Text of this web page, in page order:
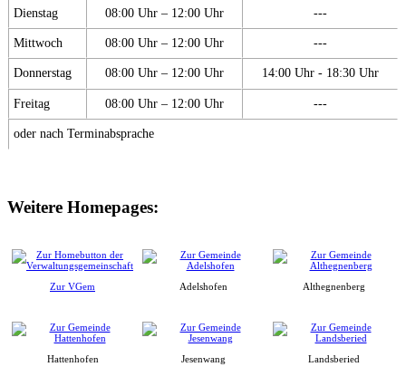
Dienstag 08:00 Uhr – 12:00 Uhr ---
Mittwoch 08:00 Uhr – 12:00 Uhr ---
Donnerstag 08:00 Uhr – 12:00 Uhr 14:00 Uhr - 18:30 Uhr
Freitag 08:00 Uhr – 12:00 Uhr ---
oder nach Terminabsprache
Weitere Homepages:
Zur VGem Adelshofen Althegnenberg
Hattenhofen Jesenwang Landsberied